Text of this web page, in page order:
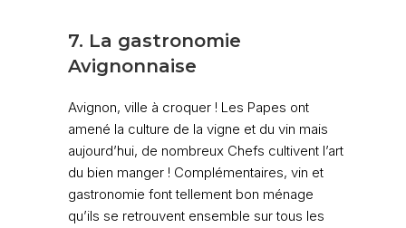
7. La gastronomie
Avignonnaise
Avignon, ville à croquer ! Les Papes ont
amené la culture de la vigne et du vin mais
aujourd’hui, de nombreux Chefs cultivent l’art
du bien manger ! Complémentaires, vin et
gastronomie font tellement bon ménage
qu’ils se retrouvent ensemble sur tous les